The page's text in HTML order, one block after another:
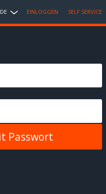
DE EINLOGGEN SELF SERVICE